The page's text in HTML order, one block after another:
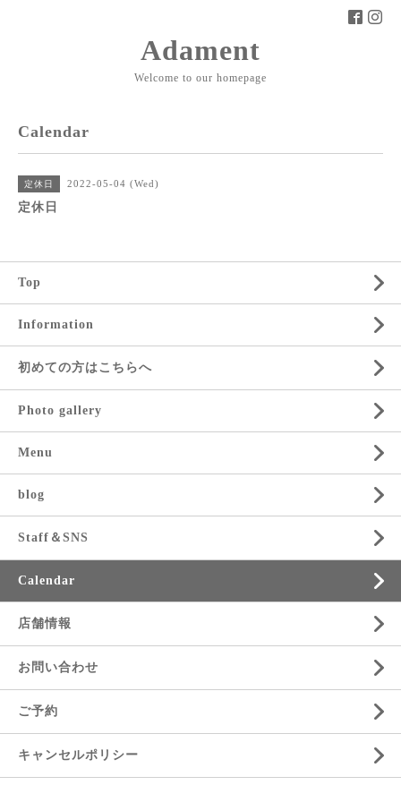
Adament
Welcome to our homepage
Calendar
定休日 2022-05-04 (Wed)
定休日
Top
Information
初めての方はこちらへ
Photo gallery
Menu
blog
Staff＆SNS
Calendar
店舗情報
お問い合わせ
ご予約
キャンセルポリシー